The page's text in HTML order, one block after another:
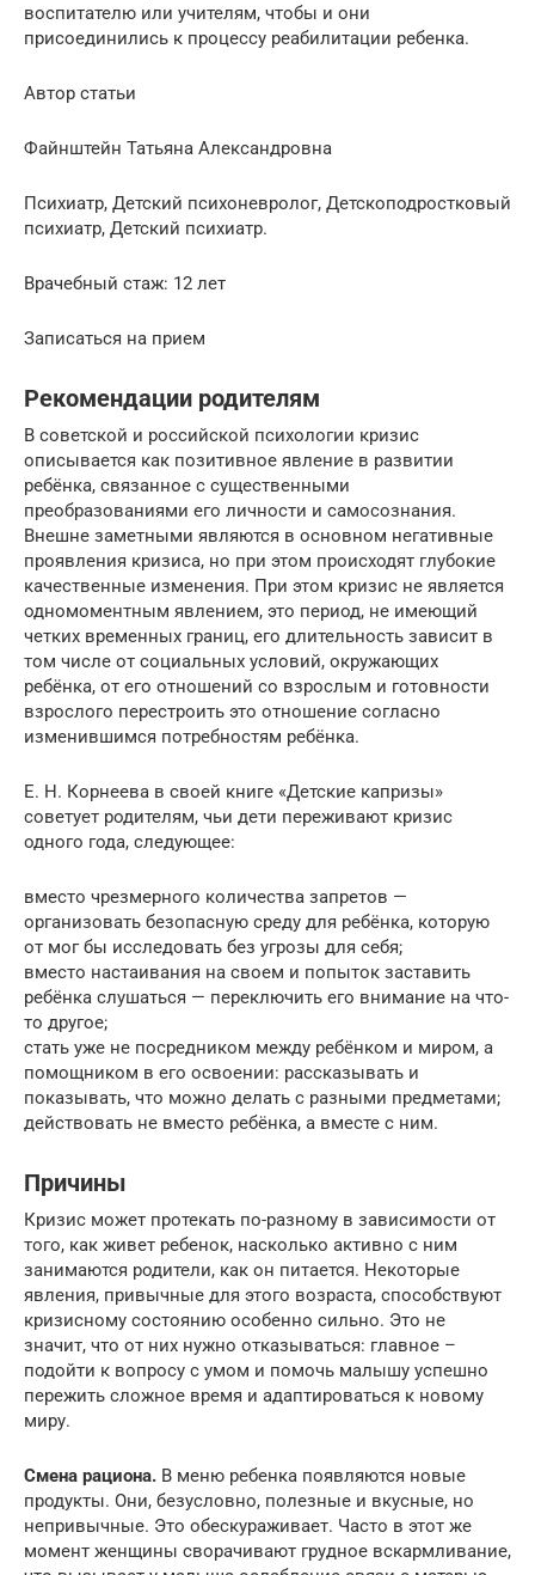
воспитателю или учителям, чтобы и они
присоединились к процессу реабилитации ребенка.
Автор статьи
Файнштейн Татьяна Александровна
Психиатр, Детский психоневролог, Детскоподростковый
психиатр, Детский психиатр.
Врачебный стаж: 12 лет
Записаться на прием
Рекомендации родителям
В советской и российской психологии кризис
описывается как позитивное явление в развитии
ребёнка, связанное с существенными
преобразованиями его личности и самосознания.
Внешне заметными являются в основном негативные
проявления кризиса, но при этом происходят глубокие
качественные изменения. При этом кризис не является
одномоментным явлением, это период, не имеющий
четких временных границ, его длительность зависит в
том числе от социальных условий, окружающих
ребёнка, от его отношений со взрослым и готовности
взрослого перестроить это отношение согласно
изменившимся потребностям ребёнка.
Е. Н. Корнеева в своей книге «Детские капризы»
советует родителям, чьи дети переживают кризис
одного года, следующее:
вместо чрезмерного количества запретов —
организовать безопасную среду для ребёнка, которую
от мог бы исследовать без угрозы для себя;
вместо настаивания на своем и попыток заставить
ребёнка слушаться — переключить его внимание на что-
то другое;
стать уже не посредником между ребёнком и миром, а
помощником в его освоении: рассказывать и
показывать, что можно делать с разными предметами;
действовать не вместо ребёнка, а вместе с ним.
Причины
Кризис может протекать по-разному в зависимости от
того, как живет ребенок, насколько активно с ним
занимаются родители, как он питается. Некоторые
явления, привычные для этого возраста, способствуют
кризисному состоянию особенно сильно. Это не
значит, что от них нужно отказываться: главное –
подойти к вопросу с умом и помочь малышу успешно
пережить сложное время и адаптироваться к новому
миру.
Смена рациона. В меню ребенка появляются новые
продукты. Они, безусловно, полезные и вкусные, но
непривычные. Это обескураживает. Часто в этот же
момент женщины сворачивают грудное вскармливание,